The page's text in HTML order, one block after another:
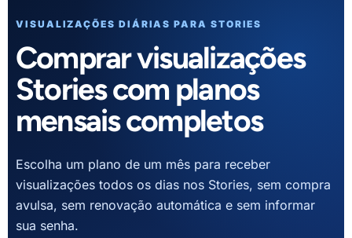
VISUALIZAÇÕES DIÁRIAS PARA STORIES
Comprar visualizações
Stories com planos
mensais completos
Escolha um plano de um mês para receber
visualizações todos os dias nos Stories, sem compra
avulsa, sem renovação automática e sem informar
sua senha.